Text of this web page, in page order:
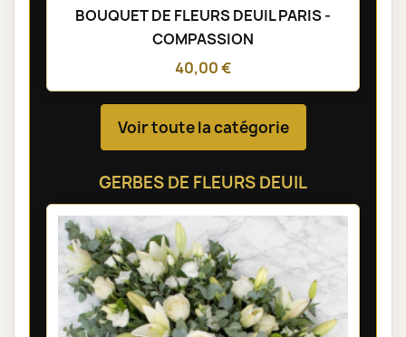
BOUQUET DE FLEURS DEUIL PARIS -
COMPASSION
40,00 €
Voir toute la catégorie
GERBES DE FLEURS DEUIL